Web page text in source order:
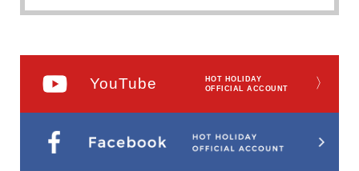
YouTube
HOT HOLIDAY
OFFICIAL ACCOUNT
〉